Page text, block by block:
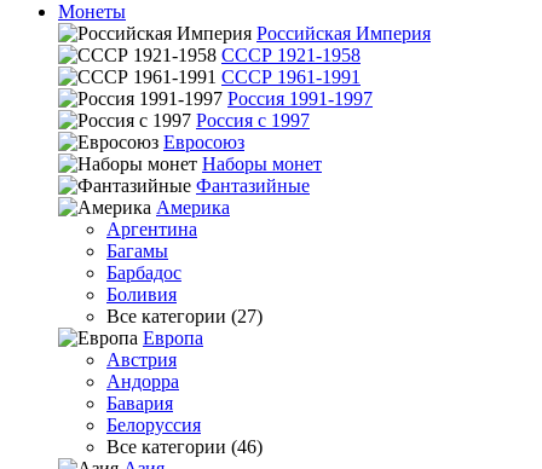
Монеты
Российская Империя
СССР 1921-1958
СССР 1961-1991
Россия 1991-1997
Россия с 1997
Евросоюз
Наборы монет
Фантазийные
Америка
Аргентина
Багамы
Барбадос
Боливия
Все категории (27)
Европа
Австрия
Андорра
Бавария
Белоруссия
Все категории (46)